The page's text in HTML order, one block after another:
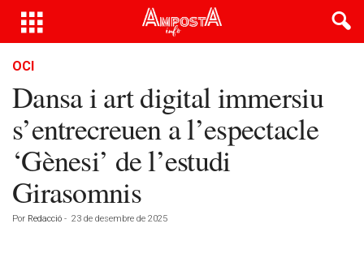
OCI
Dansa i art digital immersiu
s’entrecreuen a l’espectacle
‘Gènesi’ de l’estudi
Girasomnis
Por Redacció - 23 de desembre de 2025